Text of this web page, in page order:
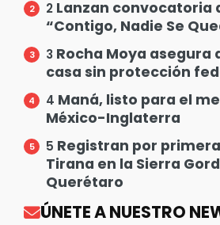
2 Lanzan convocatoria
“Contigo, Nadie Se
3 Rocha Moya asegura
casa sin protección
4 Maná, listo para el
México-Inglaterra
5 Registran por
Tirana en la Sierra
Querétaro
ÚNETE A NUESTRO